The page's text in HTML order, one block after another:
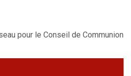
pour le Conseil de Communion